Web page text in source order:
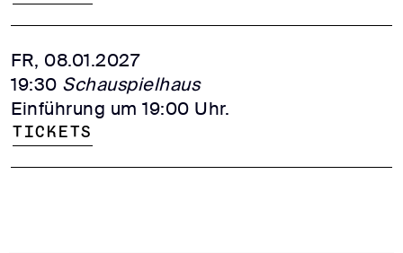
FR, 08.01.2027
19:30 Schauspielhaus
Einführung um 19:00 Uhr.
Tickets